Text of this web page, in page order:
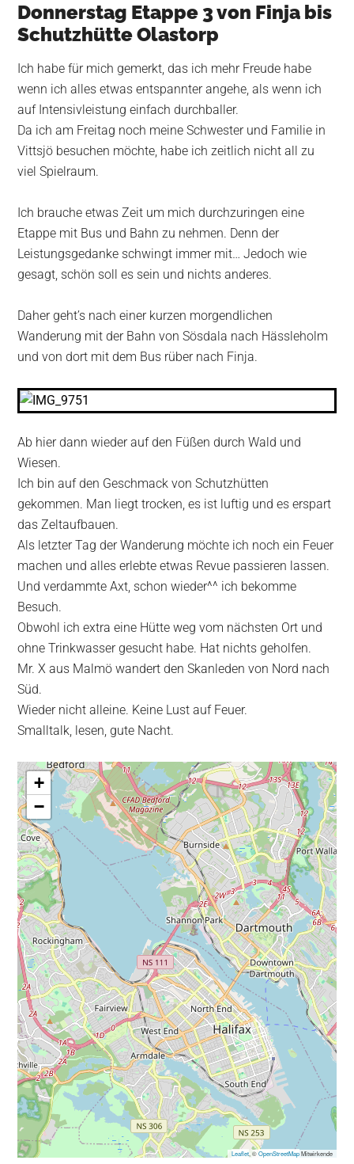
Donnerstag Etappe 3 von Finja bis
Schutzhütte Olastorp
Ich habe für mich gemerkt, das ich mehr Freude habe
wenn ich alles etwas entspannter angehe, als wenn ich
auf Intensivleistung einfach durchballer.
Da ich am Freitag noch meine Schwester und Familie in
Vittsjö besuchen möchte, habe ich zeitlich nicht all zu
viel Spielraum.
Ich brauche etwas Zeit um mich durchzuringen eine
Etappe mit Bus und Bahn zu nehmen. Denn der
Leistungsgedanke schwingt immer mit… Jedoch wie
gesagt, schön soll es sein und nichts anderes.
Daher geht’s nach einer kurzen morgendlichen
Wanderung mit der Bahn von Sösdala nach Hässleholm
und von dort mit dem Bus rüber nach Finja.
Ab hier dann wieder auf den Füßen durch Wald und
Wiesen.
Ich bin auf den Geschmack von Schutzhütten
gekommen. Man liegt trocken, es ist luftig und es erspart
das Zeltaufbauen.
Als letzter Tag der Wanderung möchte ich noch ein Feuer
machen und alles erlebte etwas Revue passieren lassen.
Und verdammte Axt, schon wieder^^ ich bekomme
Besuch.
Obwohl ich extra eine Hütte weg vom nächsten Ort und
ohne Trinkwasser gesucht habe. Hat nichts geholfen.
Mr. X aus Malmö wandert den Skanleden von Nord nach
Süd.
Wieder nicht alleine. Keine Lust auf Feuer.
Smalltalk, lesen, gute Nacht.
+
−
Leaflet, ©OpenStreetMapMitwirkende